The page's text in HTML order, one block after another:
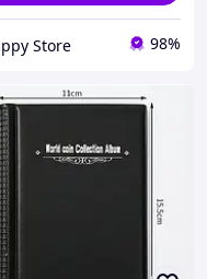
Store 98%